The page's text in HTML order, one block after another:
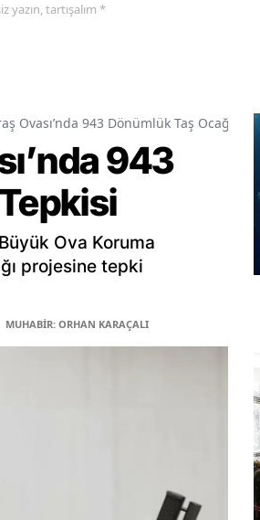
tartışalım *
Ovası’nda 943 Dönümlük Taş Ocağı
943
Ova Koruma
projesine tepki
MUHABİR: ORHAN KARAÇALI